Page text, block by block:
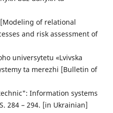
of relational
and risk assessment of
universytetu «Lvivska
ta merezhi [Bulletin of
Information systems
284 – 294. [in Ukrainian]